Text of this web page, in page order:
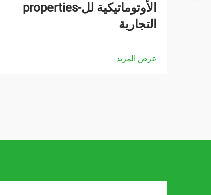
الأوتوماتيكية لل-properties
التجارية
عرض المزيد